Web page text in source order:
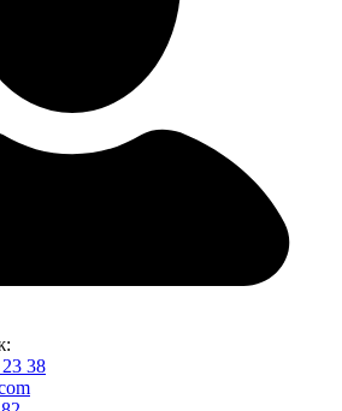
38